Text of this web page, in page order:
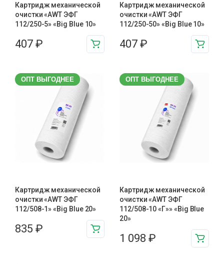
Картридж механической
очистки «AWT ЭФГ
112/250-5» «Big Blue 10»
407 ₽
Картридж механической
очистки «AWT ЭФГ
112/250-50» «Big Blue 10»
407 ₽
ОПТ ВЫГОДНЕЕ
Картридж механической
очистки «AWT ЭФГ
112/508-1» «Big Blue 20»
835 ₽
ОПТ ВЫГОДНЕЕ
Картридж механической
очистки «AWT ЭФГ
112/508-10 «Г»» «Big Blue
20»
1 098 ₽